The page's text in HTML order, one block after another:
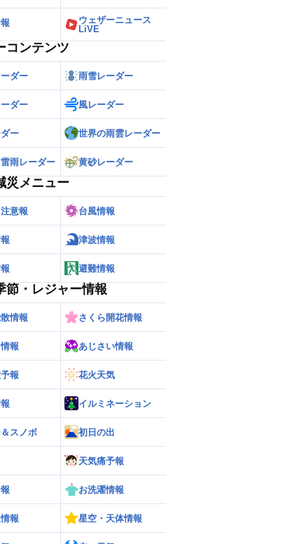
世界の雨雲レーダー
ウェザーニュース
LiVE
コンテンツ
ダー 雨雪レーダー
ダー 風レーダー
ー 世界の雨雲レーダー
雨レーダー 黄砂レーダー
災メニュー
意報 台風情報
津波情報
避難情報
節・レジャー情報
情報 さくら開花情報
報 あじさい情報
報 花火天気
イルミネーション
スノボ 初日の出
天気痛予報
お洗濯情報
報 星空・天体情報